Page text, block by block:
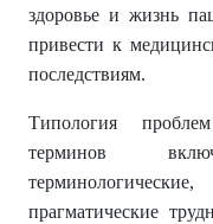
здоровье и жизнь
привести к
последствиям.
Типология
терминов
прагматические